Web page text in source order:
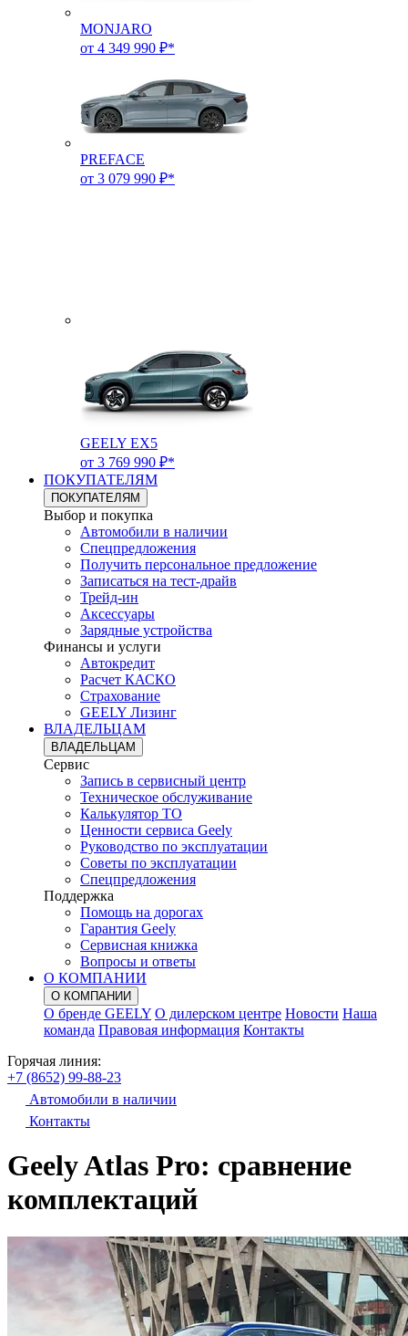
MONJARO
от 4 349 990 ₽*
PREFACE
от 3 079 990 ₽*
GEELY EX5
от 3 769 990 ₽*
ПОКУПАТЕЛЯМ
ПОКУПАТЕЛЯМ
Выбор и покупка
Автомобили в наличии
Спецпредложения
Получить персональное предложение
Записаться на тест-драйв
Трейд-ин
Аксессуары
Зарядные устройства
Финансы и услуги
Автокредит
Расчет КАСКО
Страхование
GEELY Лизинг
ВЛАДЕЛЬЦАМ
ВЛАДЕЛЬЦАМ
Сервис
Запись в сервисный центр
Техническое обслуживание
Калькулятор ТО
Ценности сервиса Geely
Руководство по эксплуатации
Советы по эксплуатации
Спецпредложения
Поддержка
Помощь на дорогах
Гарантия Geely
Сервисная книжка
Вопросы и ответы
О КОМПАНИИ
О КОМПАНИИ
О бренде GEELY О дилерском центре Новости Наша
команда Правовая информация Контакты
Горячая линия:
+7 (8652) 99-88-23
Автомобили в наличии
Контакты
Geely Atlas Pro: cравнение
комплектаций